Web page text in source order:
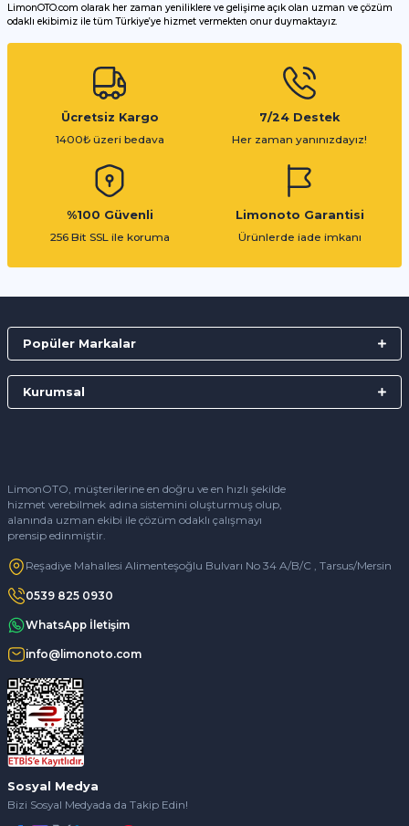
LimonOTO.com olarak her zaman yeniliklere ve gelişime açık olan uzman ve çözüm
odaklı ekibimiz ile tüm Türkiye’ye hizmet vermekten onur duymaktayız.
Ücretsiz Kargo
1400₺ üzeri bedava
7/24 Destek
Her zaman yanınızdayız!
%100 Güvenli
256 Bit SSL ile koruma
Limonoto Garantisi
Ürünlerde iade imkanı
LimonOTO, müşterilerine en doğru ve en hızlı şekilde
hizmet verebilmek adına sistemini oluşturmuş olup,
alanında uzman ekibi ile çözüm odaklı çalışmayı
prensip edinmiştir.
Reşadiye Mahallesi Alimenteşoğlu Bulvarı No 34 A/B/C , Tarsus/Mersin
0539 825 0930
WhatsApp İletişim
info@limonoto.com
Popüler Markalar
Kurumsal
Sosyal Medya
Bizi Sosyal Medyada da Takip Edin!